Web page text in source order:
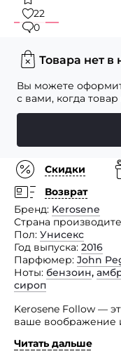
22
0
Товара нет в
Вы можете
с вами, когда
Скидки
Возврат
Бренд Kerosene
Страна
Пол Унисекс
Год выпуска 2016
Парфюмер John
Ноты бензоин,
сироп
Kerosene Follow —
ваше воображение
их своим
Читать дальше